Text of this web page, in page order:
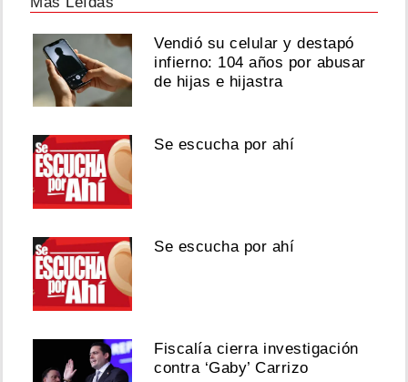
Vendió su celular y destapó
infierno: 104 años por abusar
de hijas e hijastra
Se escucha por ahí
Se escucha por ahí
Fiscalía cierra investigación
contra ‘Gaby’ Carrizo